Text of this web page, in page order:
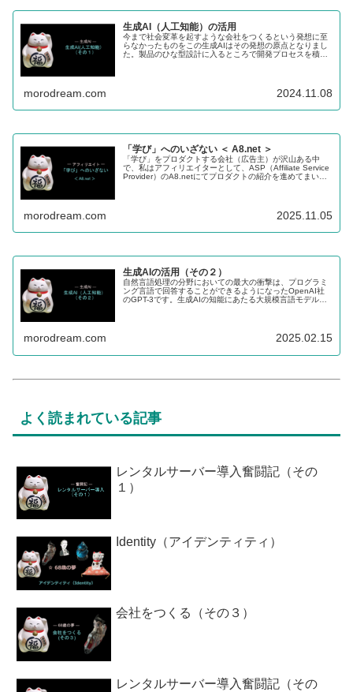
生成AI（人工知能）の活用
今まで社会変革を起すような会社をつくるという発想に至
らなかったものをこの生成AIはその発想の原点となりまし
た。製品のひな型設計に入るところで開発プロセスを積極
morodream.com 2024.11.08
「学び」へのいざない ＜ A8.net ＞
「学び」をプロダクトする会社（広告主）が沢山ある中
で、私はアフィリエイターとして、ASP（Affiliate Service
Provider）のA8.netにてプロダクトの紹介を進めてまいり
morodream.com 2025.11.05
生成AIの活用（その２）
自然言語処理の分野においての最大の衝撃は、プログラミ
ング言語で回答することができるようになったOpenAI社
のGPT-3です。生成AIの知能にあたる大規模言語モデル
morodream.com 2025.02.15
よく読まれている記事
レンタルサーバー導入奮闘記（その
１）
Identity（アイデンティティ）
会社をつくる（その３）
レンタルサーバー導入奮闘記（その